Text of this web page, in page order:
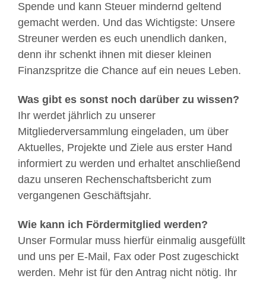
Spende und kann Steuer mindernd geltend
gemacht werden. Und das Wichtigste: Unsere
Streuner werden es euch unendlich danken,
denn ihr schenkt ihnen mit dieser kleinen
Finanzspritze die Chance auf ein neues Leben.
Was gibt es sonst noch darüber zu wissen?
Ihr werdet jährlich zu unserer
Mitgliederversammlung eingeladen, um über
Aktuelles, Projekte und Ziele aus erster Hand
informiert zu werden und erhaltet anschließend
dazu unseren Rechenschaftsbericht zum
vergangenen Geschäftsjahr.
Wie kann ich Fördermitglied werden?
Unser Formular muss hierfür einmalig ausgefüllt
und uns per E-Mail, Fax oder Post zugeschickt
werden. Mehr ist für den Antrag nicht nötig. Ihr